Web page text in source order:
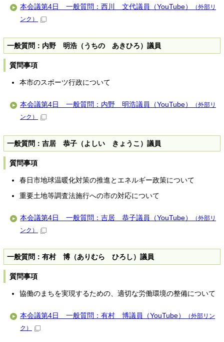
本会議第4日 一般質問：西川 文代議員（YouTube）
（外部リ
ンク）
一般質問：内野 明浩（うちの あきひろ）議員
質問事項
本市のスポーツ行政について
本会議第4日 一般質問：内野 明浩議員（YouTube）
（外部リ
ンク）
一般質問：吉居 恭子（よしい きょうこ）議員
質問事項
春日市地球温暖化対策の推進とエネルギー政策について
重要土地等調査法施行への市の対応について
本会議第4日 一般質問：吉居 恭子議員（YouTube）
（外部リ
ンク）
一般質問：有村 博（ありむら ひろし）議員
質問事項
協働のまちを実現するための、適切な労働環境の整備について
本会議第4日 一般質問：有村 博議員（YouTube）
（外部リン
ク）